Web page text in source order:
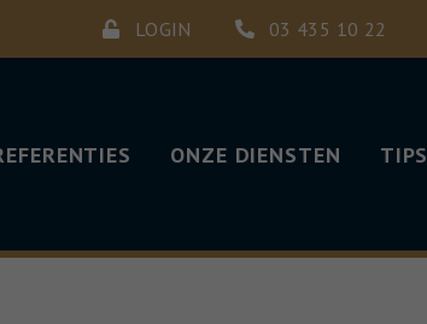
LOGIN 03 435 10 22
ONZE DIENSTEN TIPS